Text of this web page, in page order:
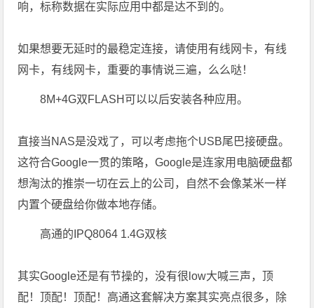
响，标称数据在实际应用中都是达不到的。
如果想要无延时的最稳定连接，请使用有线网卡，有线
网卡，有线网卡，重要的事情说三遍，么么哒！
8M+4G双FLASH可以以后安装各种应用。
直接当NAS是没戏了，可以考虑拖个USB尾巴接硬盘。
这符合Google一贯的策略，Google是连家用电脑硬盘都
想淘汰的推崇一切在云上的公司，自然不会像某米一样
内置个硬盘给你做本地存储。
高通的IPQ8064 1.4G双核
其实Google还是有节操的，没有很low大喊三声，顶
配！顶配！顶配！高通这套解决方案其实亮点很多，除